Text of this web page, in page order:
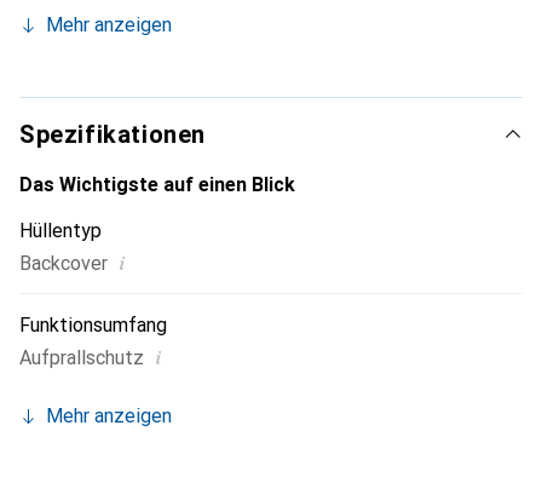
und unverzichtbaren Accessoire für Ihr Smartphone.
die Marke Noreve eine sichere Wahl für eine
anspruchsvolle Kundschaft.
Mehr anzeigen
Spezifikationen
Das Wichtigste auf einen Blick
Hüllentyp
Backcover i
Funktionsumfang
Aufprallschutz i
Mehr anzeigen